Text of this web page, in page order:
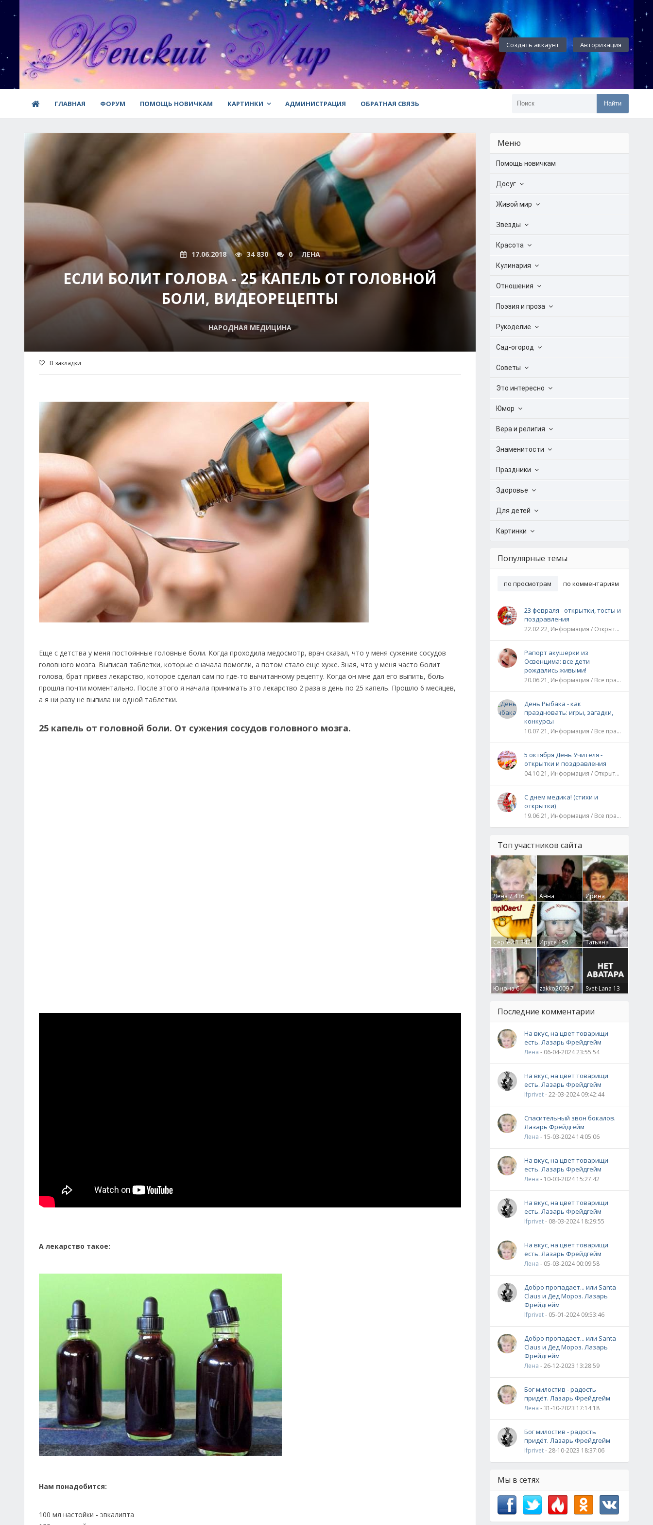
Создать аккаунт Авторизация
ГЛАВНАЯ ФОРУМ ПОМОЩЬ НОВИЧКАМ КАРТИНКИ АДМИНИСТРАЦИЯ ОБРАТНАЯ СВЯЗЬ Найти
17.06.2018 34 830 0 ЛЕНА
ЕСЛИ БОЛИТ ГОЛОВА - 25 КАПЕЛЬ ОТ ГОЛОВНОЙ
БОЛИ, ВИДЕОРЕЦЕПТЫ
НАРОДНАЯ МЕДИЦИНА
В закладки
Еще с детства у меня постоянные головные боли. Когда проходила медосмотр, врач сказал, что у меня сужение сосудов
головного мозга. Выписал таблетки, которые сначала помогли, а потом стало еще хуже. Зная, что у меня часто болит
голова, брат привез лекарство, которое сделал сам по где-то вычитанному рецепту. Когда он мне дал его выпить, боль
прошла почти моментально. После этого я начала принимать это лекарство 2 раза в день по 25 капель. Прошло 6 месяцев,
а я ни разу не выпила ни одной таблетки.
25 капель от головной боли. От сужения сосудов головного мозга.
А лекарство такое:
Нам понадобится:
100 мл настойки - эвкалипта
Меню
Помощь новичкам
Досуг
Живой мир
Звёзды
Красота
Кулинария
Отношения
Поэзия и проза
Рукоделие
Сад-огород
Советы
Это интересно
Юмор
Вера и религия
Знаменитости
Праздники
Здоровье
Для детей
Картинки
Популярные темы
по просмотрам по комментариям
23 февраля - открытки, тосты и
поздравления
22.02.22, Информация / Открытки / Все праздники
Рапорт акушерки из
Освенцима: все дети
рождались живыми!
20.06.21, Информация / Все праздники / Рассказы и истории
День Рыбака - как
праздновать: игры, загадки,
конкурсы
10.07.21, Информация / Все праздники
5 октября День Учителя -
открытки и поздравления
04.10.21, Информация / Открытки / Все праздники
С днем медика! (стихи и
открытки)
19.06.21, Информация / Все праздники
Топ участников сайта
Лена7 436
Анна
Гумлевая0
Ирина
Бруцкая41
Сергей1 342 Ируся195
Татьяна
Крючкова0
Юнона6 zakko20097 Svet-Lana 13
Последние комментарии
На вкус, на цвет товарищи
есть. Лазарь Фрейдгейм
Лена - 06-04-2024 23:55:54
На вкус, на цвет товарищи
есть. Лазарь Фрейдгейм
lfprivet- 22-03-2024 09:42:44
Спасительный звон бокалов.
Лазарь Фрейдгейм
Лена - 15-03-2024 14:05:06
На вкус, на цвет товарищи
есть. Лазарь Фрейдгейм
Лена - 10-03-2024 15:27:42
На вкус, на цвет товарищи
есть. Лазарь Фрейдгейм
lfprivet- 08-03-2024 18:29:55
На вкус, на цвет товарищи
есть. Лазарь Фрейдгейм
Лена - 05-03-2024 00:09:58
Добро пропадает... или Santa
Claus и Дед Мороз. Лазарь
Фрейдгейм
lfprivet- 05-01-2024 09:53:46
Добро пропадает... или Santa
Claus и Дед Мороз. Лазарь
Фрейдгейм
Лена - 26-12-2023 13:28:59
Бог милостив - радость
придёт. Лазарь Фрейдгейм
Лена - 31-10-2023 17:14:18
Бог милостив - радость
придёт. Лазарь Фрейдгейм
lfprivet- 28-10-2023 18:37:06
Мы в сетях